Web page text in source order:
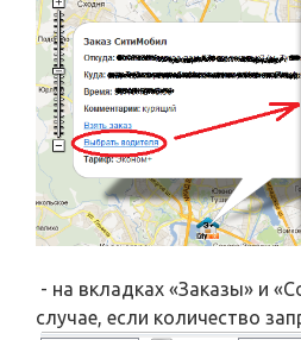
- на вкладках «Заказы» и
случае, если количество